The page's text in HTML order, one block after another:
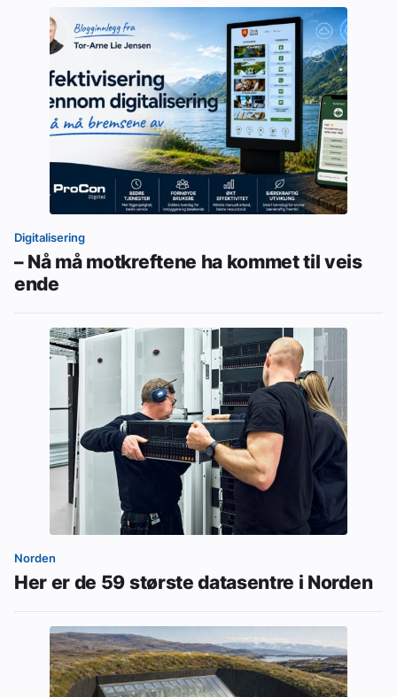
Digitalisering
– Nå må motkreftene ha kommet til veis
ende
Norden
Her er de 59 største datasentre i Norden